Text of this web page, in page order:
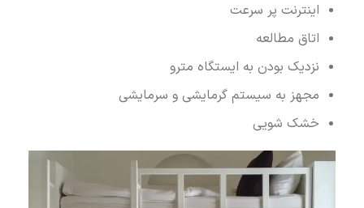
اینترنت پر سرعت
اتاق مطالعه
نزدیک بودن به ایستگاه مترو
مجهز به سیستم گرمایشی و سرمایشی
خشک شویی